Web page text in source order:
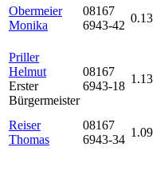
Obermeier
Monika
08167
6943-42
0.13
Priller
Helmut
Erster
Bürgermeister
08167
6943-18
1.13
Reiser
Thomas
08167
6943-34
1.09